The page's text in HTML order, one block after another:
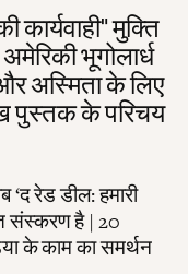
मुक्ति
भूगोलार्ध
अस्मिता के लिए
पुस्तक के परिचय
‘द रेड डील: हमारी
संस्करण है | 20
के काम का समर्थन